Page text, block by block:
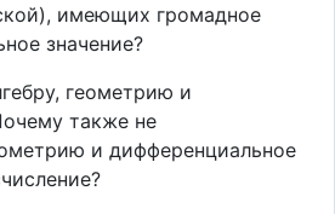
имеющих громадное
значение?
геометрию и
также не
и дифференциальное